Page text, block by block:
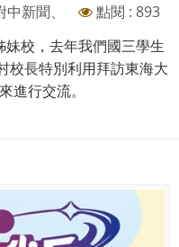
新聞、
點閱 : 893
校，去年我們國三學生
校長特別利用拜訪東海大
進行交流。